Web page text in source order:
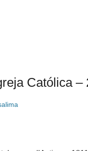
Católica –